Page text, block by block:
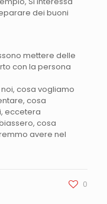
dei buoni
mettere delle
con la persona
cosa vogliamo
cosa
eccetera
cosa
avere nel
0